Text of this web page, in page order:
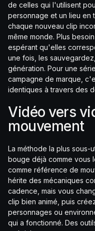
de celles qui l'utilisent
personnage et un lieu en
chaque nouveau clip
même monde. Plus
espérant qu'elles
une fois, les
génération. Pour une
campagne de marque,
identiques à travers des
Vidéo vers
mouvement
La méthode la plus sous-
bouge déjà comme vous
comme référence de
hérite des mécaniques
cadence, mais vous
clip bien animé, puis
personnages ou
qui a fonctionné. Des